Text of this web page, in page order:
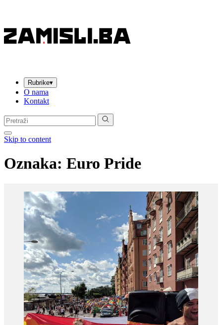
Rubrike▾
O nama
Kontakt
Pretraga:
Skip to content
Oznaka: Euro Pride